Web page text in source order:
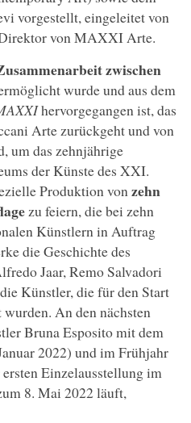
vorgestellt, eingeleitet von
von MAXXI Arte.
zwischen
wurde und aus dem
hervorgegangen ist, das
Arte zurückgeht und von
das zehnjährige
der Künste des XXI.
Produktion von zehn
zu feiern, die bei zehn
Künstlern in Auftrag
die Geschichte des
Jaar, Remo Salvadori
Künstler, die für den Start
An den nächsten
Bruna Esposito mit dem
2022) und im Frühjahr
Einzelausstellung im
8. Mai 2022 läuft,